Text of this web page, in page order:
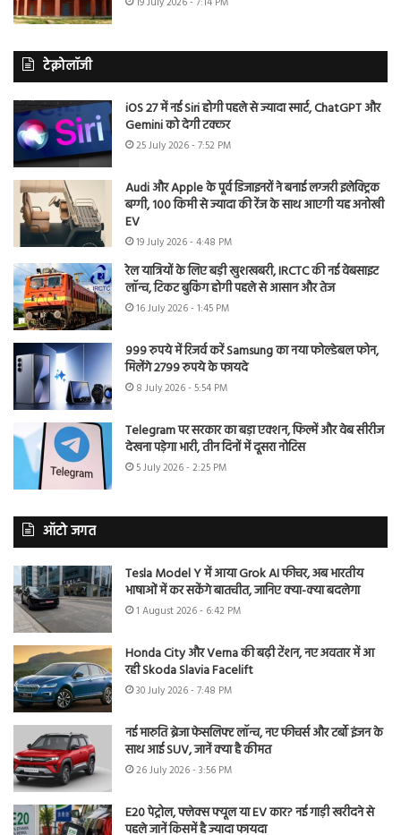
टेक्नोलॉजी
iOS 27 में नई Siri होगी पहले से ज्यादा स्मार्ट, ChatGPT और
Gemini को देगी टक्कर
25 July 2026 - 7:52 PM
Audi और Apple के पूर्व डिजाइनरों ने बनाई लग्जरी इलेक्ट्रिक
बग्गी, 100 किमी से ज्यादा की रेंज के साथ आएगी यह अनोखी
EV
19 July 2026 - 4:48 PM
रेल यात्रियों के लिए बड़ी खुशखबरी, IRCTC की नई वेबसाइट
लॉन्च, टिकट बुकिंग होगी पहले से आसान और तेज
16 July 2026 - 1:45 PM
999 रुपये में रिजर्व करें Samsung का नया फोल्डेबल फोन,
मिलेंगे 2799 रुपये के फायदे
8 July 2026 - 5:54 PM
Telegram पर सरकार का बड़ा एक्शन, फिल्में और वेब सीरीज
देखना पड़ेगा भारी, तीन दिनों में दूसरा नोटिस
5 July 2026 - 2:25 PM
ऑटो जगत
Tesla Model Y में आया Grok AI फीचर, अब भारतीय
भाषाओं में कर सकेंगे बातचीत, जानिए क्या-क्या बदलेगा
1 August 2026 - 6:42 PM
Honda City और Verna की बढ़ी टेंशन, नए अवतार में आ
रही Skoda Slavia Facelift
30 July 2026 - 7:48 PM
नई मारुति ब्रेजा फेसलिफ्ट लॉन्च, नए फीचर्स और टर्बो इंजन के
साथ आई SUV, जानें क्या है कीमत
26 July 2026 - 3:56 PM
E20 पेट्रोल, फ्लेक्स फ्यूल या EV कार? नई गाड़ी खरीदने से
पहले जानें किसमें है ज्यादा फायदा